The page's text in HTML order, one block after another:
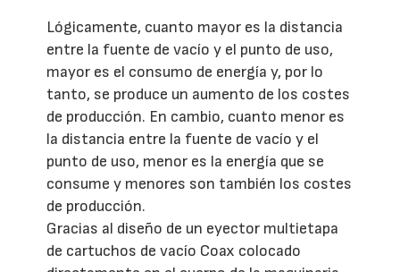
Lógicamente, cuanto mayor es la distancia
entre la fuente de vacío y el punto de uso,
mayor es el consumo de energía y, por lo
tanto, se produce un aumento de los costes
de producción. En cambio, cuanto menor es
la distancia entre la fuente de vacío y el
punto de uso, menor es la energía que se
consume y menores son también los costes
de producción.
Gracias al diseño de un eyector multietapa
de cartuchos de vacío Coax colocado